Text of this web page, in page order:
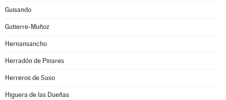
Guisando
Gutierre-Muñoz
Hernansancho
Herradón de Pinares
Herreros de Suso
Higuera de las Dueñas